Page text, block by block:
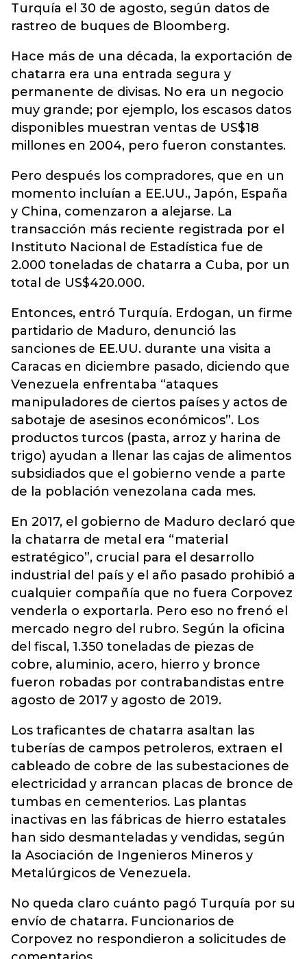
Turquía el 30 de agosto, según datos de
rastreo de buques de Bloomberg.
Hace más de una década, la exportación de
chatarra era una entrada segura y
permanente de divisas. No era un negocio
muy grande; por ejemplo, los escasos datos
disponibles muestran ventas de US$18
millones en 2004, pero fueron constantes.
Pero después los compradores, que en un
momento incluían a EE.UU., Japón, España
y China, comenzaron a alejarse. La
transacción más reciente registrada por el
Instituto Nacional de Estadística fue de
2.000 toneladas de chatarra a Cuba, por un
total de US$420.000.
Entonces, entró Turquía. Erdogan, un firme
partidario de Maduro, denunció las
sanciones de EE.UU. durante una visita a
Caracas en diciembre pasado, diciendo que
Venezuela enfrentaba “ataques
manipuladores de ciertos países y actos de
sabotaje de asesinos económicos”. Los
productos turcos (pasta, arroz y harina de
trigo) ayudan a llenar las cajas de alimentos
subsidiados que el gobierno vende a parte
de la población venezolana cada mes.
En 2017, el gobierno de Maduro declaró que
la chatarra de metal era “material
estratégico”, crucial para el desarrollo
industrial del país y el año pasado prohibió a
cualquier compañía que no fuera Corpovez
venderla o exportarla. Pero eso no frenó el
mercado negro del rubro. Según la oficina
del fiscal, 1.350 toneladas de piezas de
cobre, aluminio, acero, hierro y bronce
fueron robadas por contrabandistas entre
agosto de 2017 y agosto de 2019.
Los traficantes de chatarra asaltan las
tuberías de campos petroleros, extraen el
cableado de cobre de las subestaciones de
electricidad y arrancan placas de bronce de
tumbas en cementerios. Las plantas
inactivas en las fábricas de hierro estatales
han sido desmanteladas y vendidas, según
la Asociación de Ingenieros Mineros y
Metalúrgicos de Venezuela.
No queda claro cuánto pagó Turquía por su
envío de chatarra. Funcionarios de
Corpovez no respondieron a solicitudes de